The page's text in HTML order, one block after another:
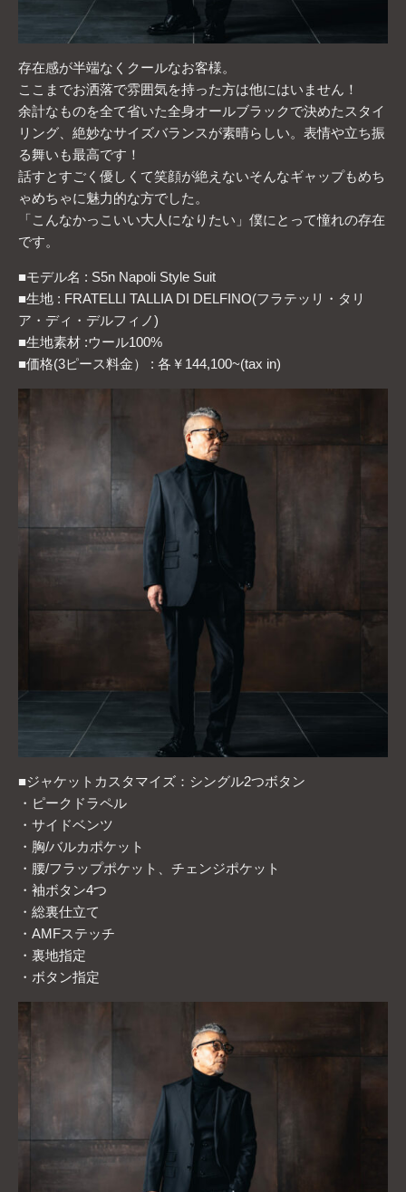
存在感が半端なくクールなお客様。
ここまでお洒落で雰囲気を持った方は他にはいません！
余計なものを全て省いた全身オールブラックで決めたスタイ
リング、絶妙なサイズバランスが素晴らしい。表情や立ち振
る舞いも最高です！
話すとすごく優しくて笑顔が絶えないそんなギャップもめち
ゃめちゃに魅力的な方でした。
「こんなかっこいい大人になりたい」僕にとって憧れの存在
です。
■モデル名 : S5n Napoli Style Suit
■生地 : FRATELLI TALLIA DI DELFINO(フラテッリ・タリ
ア・ディ・デルフィノ)
■生地素材 :ウール100%
■価格(3ピース料金） : 各￥144,100~(tax in)
■ジャケットカスタマイズ：シングル2つボタン
・ピークドラペル
・サイドベンツ
・胸/バルカポケット
・腰/フラップポケット、チェンジポケット
・袖ボタン4つ
・総裏仕立て
・AMFステッチ
・裏地指定
・ボタン指定